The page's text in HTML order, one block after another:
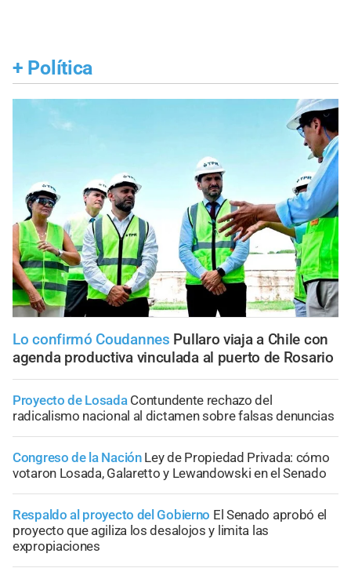
+ Política
Lo confirmó Coudannes Pullaro viaja a Chile con
agenda productiva vinculada al puerto de Rosario
Proyecto de Losada Contundente rechazo del
radicalismo nacional al dictamen sobre falsas denuncias
Congreso de la Nación Ley de Propiedad Privada: cómo
votaron Losada, Galaretto y Lewandowski en el Senado
Respaldo al proyecto del Gobierno El Senado aprobó el
proyecto que agiliza los desalojos y limita las
expropiaciones